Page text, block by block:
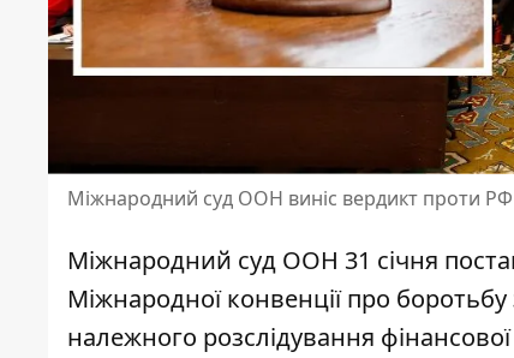
Міжнародний суд ООН виніс вердикт проти
Міжнародний суд ООН 31 січня
Міжнародної конвенції про
належного розслідування